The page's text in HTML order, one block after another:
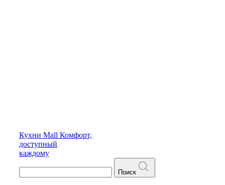
Кухни Mall Комфорт,
доступный
каждому
Поиск